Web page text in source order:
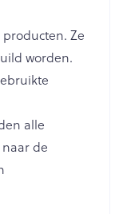
- 25°C)
Ze
worden.
alle
de